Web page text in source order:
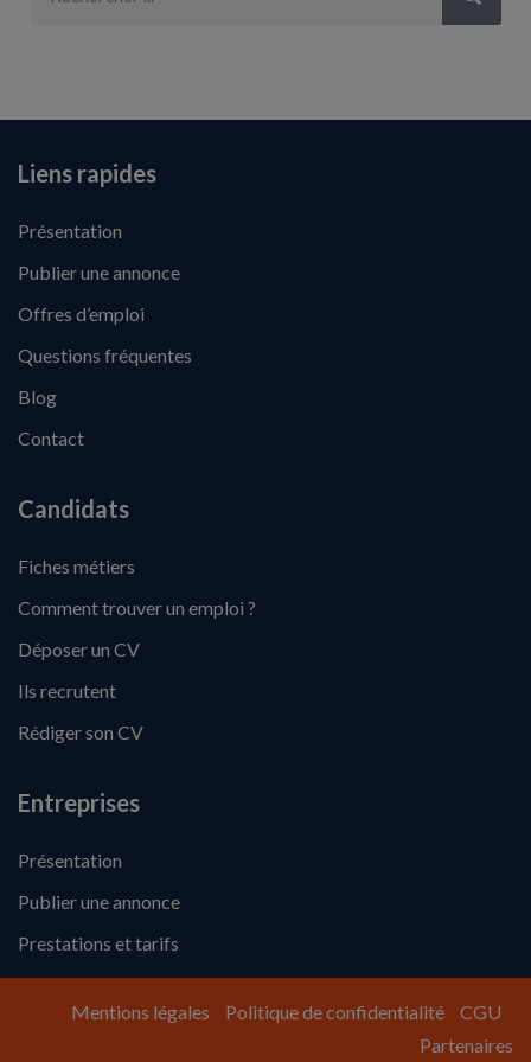
Liens rapides
Présentation
Publier une annonce
Offres d’emploi
Questions fréquentes
Blog
Contact
Candidats
Fiches métiers
Comment trouver un emploi ?
Déposer un CV
Ils recrutent
Rédiger son CV
Entreprises
Présentation
Publier une annonce
Prestations et tarifs
Mentions légales Politique de confidentialité
CGU
Partenaires